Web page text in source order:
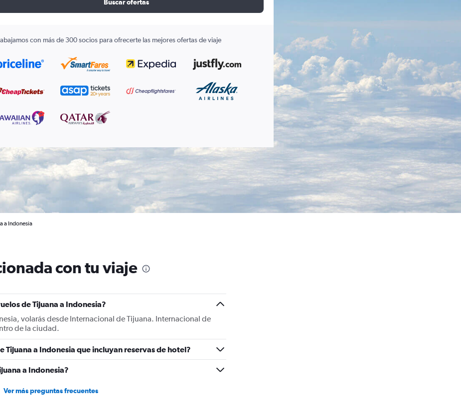
Buscar ofertas
con más de 300 socios para ofrecerte las mejores ofertas de viaje
a Indonesia
con tu viaje
de Tijuana a Indonesia?
volarás desde Internacional de Tijuana. Internacional de
de la ciudad.
Tijuana a Indonesia que incluyan reservas de hotel?
a Indonesia?
Ver más preguntas frecuentes